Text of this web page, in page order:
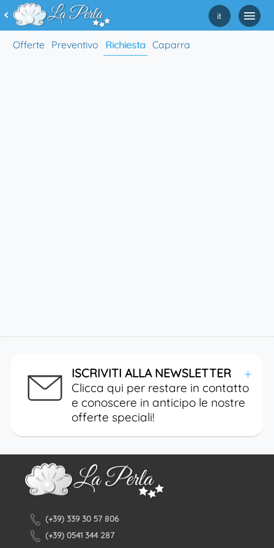
Offerte Preventivo Richiesta Caparra
ISCRIVITI ALLA NEWSLETTER
Clicca qui per restare in contatto
e conoscere in anticipo le nostre
offerte speciali!
... oppure inserisci i tuoi dati
it
(+39) 339 30 57 806
(+39) 0541 344 287